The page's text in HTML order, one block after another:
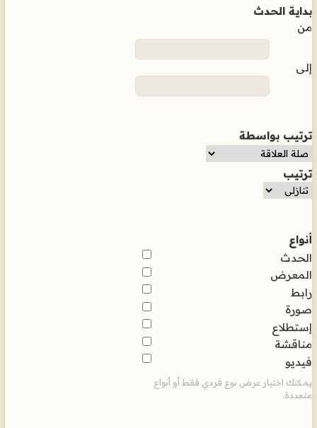
بداية الحدث
من
إلى
ترتيب بواسطة
ترتيب
أنواع
الحدث
المعرض
رابط
صورة
إستطلاع
مناقشة
فيديو
يمكنك اختيار عرض نوع فردي فقط أو أنواع
متعددة.